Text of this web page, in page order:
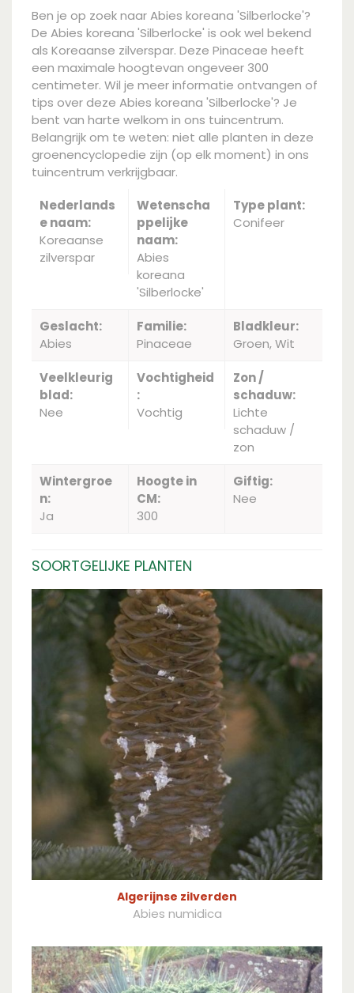
Ben je op zoek naar Abies koreana 'Silberlocke'?
De Abies koreana 'Silberlocke' is ook wel bekend
als Koreaanse zilverspar. Deze Pinaceae heeft
een maximale hoogtevan ongeveer 300
centimeter. Wil je meer informatie ontvangen of
tips over deze Abies koreana 'Silberlocke'? Je
bent van harte welkom in ons tuincentrum.
Belangrijk om te weten: niet alle planten in deze
groenencyclopedie zijn (op elk moment) in ons
tuincentrum verkrijgbaar.
Nederlands
e naam:
Koreaanse
zilverspar
Wetenscha
ppelijke
naam:
Abies
koreana
'Silberlocke'
Type plant:
Conifeer
Geslacht:
Abies
Familie:
Pinaceae
Bladkleur:
Groen, Wit
Veelkleurig
blad:
Nee
Vochtigheid
:
Vochtig
Zon /
schaduw:
Lichte
schaduw /
zon
Wintergroe
n:
Ja
Hoogte in
CM:
300
Giftig:
Nee
SOORTGELIJKE PLANTEN
Algerijnse zilverden
Abies numidica